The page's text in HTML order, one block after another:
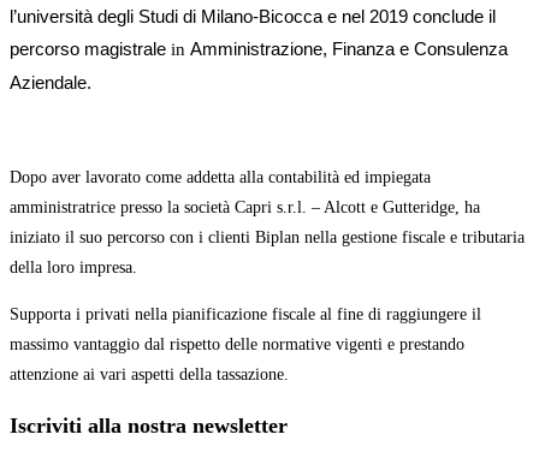
l’università degli Studi di Milano-Bicocca e nel 2019 conclude il
percorso magistrale in Amministrazione, Finanza e Consulenza
Aziendale.
Dopo aver lavorato come addetta alla contabilità ed impiegata
amministratrice presso la società Capri s.r.l. – Alcott e Gutteridge, ha
iniziato il suo percorso con i clienti Biplan nella gestione fiscale e tributaria
della loro impresa.
Supporta i privati nella pianificazione fiscale al fine di raggiungere il
massimo vantaggio dal rispetto delle normative vigenti e prestando
attenzione ai vari aspetti della tassazione.
Iscriviti alla nostra newsletter